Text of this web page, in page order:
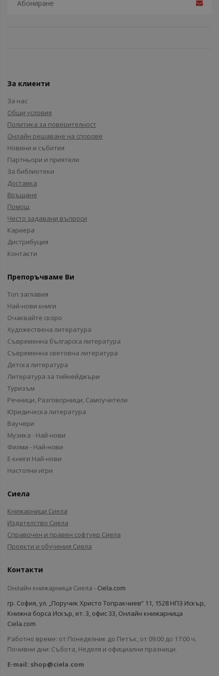
За клиенти
За нас
Общи условия
Политика за поверителност
Онлайн решаване на спорове
Новини и събития
Партньори и приятели
За библиотеки
Доставка
Връщане
Помощ
Често задавани въпроси
Кариера
Дистрибуция
Контакти
Препоръчваме Ви
Топ заглавия
Най-нови книги
Очаквайте скоро
Художествена литература
Съвременна българска литература
Съвременна световна литература
Детска литература
Литература за тийнейджъри
Туризъм
Речници, Разговорници, Самоучители
Юридическа литература
Ваучери
Музика - Най-нови
Филми - Най-нови
Е-книги Най-нови
Настолни игри
Сиела
Книжарници Сиела
Издателство Сиела
Справочен и правен софтуер Сиела
Проекти и обучения Сиела
Контакти
Онлайн книжарница Сиела - Ciela.com
гр. София, ул. „Поручик Христо Топракчиев“ 11, 1528 НПЗ Искър,
Книжна борса Искър, ет. 3, офис 33, Онлайн книжарница
Ciela.com
Работно време: от Понеделник до Петък, от 09:00 до 17:00 ч.
Почивни дни: Събота, Неделя и официални празници.
E-mail: shop@ciela.com